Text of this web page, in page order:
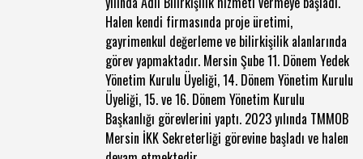
Halen kendi firmasında proje üretimi,
gayrimenkul değerleme ve bilirkişilik alanlarında
görev yapmaktadır. Mersin Şube 11. Dönem Yedek
Yönetim Kurulu Üyeliği, 14. Dönem Yönetim Kurulu
Üyeliği, 15. ve 16. Dönem Yönetim Kurulu
Başkanlığı görevlerini yaptı. 2023 yılında TMMOB
Mersin İKK Sekreterliği görevine başladı ve halen